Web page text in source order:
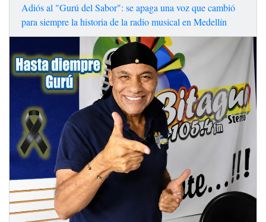
Adiós al "Gurú del Sabor": se apaga una voz que cambió
para siempre la historia de la radio musical en Medellín